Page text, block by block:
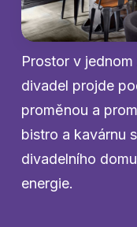
Prostor v
divadel projde
proměnou a
bistro a kavárnu
divadelního
energie.